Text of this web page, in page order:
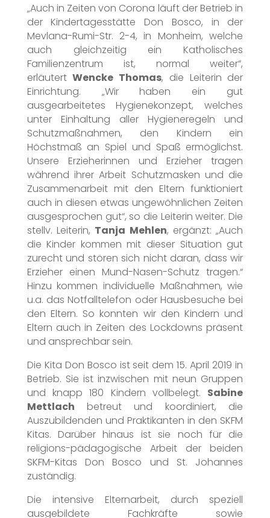
„Auch in Zeiten von Corona läuft der Betrieb in
der Kindertagesstätte Don Bosco, in der
Mevlana-Rumi-Str. 2-4, in Monheim, welche
auch gleichzeitig ein Katholisches
Familienzentrum ist, normal weiter“,
erläutertWencke Thomas, die Leiterin der
Einrichtung. „Wir haben ein gut
ausgearbeitetes Hygienekonzept, welches
unter Einhaltung aller Hygieneregeln und
Schutzmaßnahmen, den Kindern ein
Höchstmaß an Spiel und Spaß ermöglichst.
Unsere Erzieherinnen und Erzieher tragen
während ihrer Arbeit Schutzmasken und die
Zusammenarbeit mit den Eltern funktioniert
auch in diesen etwas ungewöhnlichen Zeiten
ausgesprochen gut“, so die Leiterin weiter. Die
stellv. Leiterin, Tanja Mehlen, ergänzt: „Auch
die Kinder kommen mit dieser Situation gut
zurecht und stören sich nicht daran, dass wir
Erzieher einen Mund-Nasen-Schutz tragen.“
Hinzu kommen individuelle Maßnahmen, wie
u.a. das Notfalltelefon oder Hausbesuche bei
den Eltern. So konnten wir den Kindern und
Eltern auch in Zeiten des Lockdowns präsent
und ansprechbar sein.
Die Kita Don Bosco ist seit dem 15. April 2019 in
Betrieb. Sie ist inzwischen mit neun Gruppen
und knapp 180 Kindern vollbelegt. Sabine
Mettlach betreut und koordiniert, die
Auszubildenden und Praktikanten in den SKFM
Kitas. Darüber hinaus ist sie noch für die
religions-pädagogische Arbeit der beiden
SKFM-Kitas Don Bosco und St. Johannes
zuständig.
Die intensive Elternarbeit, durch speziell
ausgebildete Fachkräfte sowie